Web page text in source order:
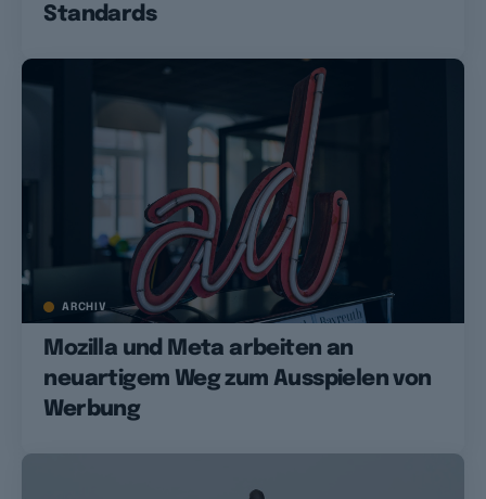
Standards
ARCHIV
Mozilla und Meta arbeiten an
neuartigem Weg zum Ausspielen von
Werbung